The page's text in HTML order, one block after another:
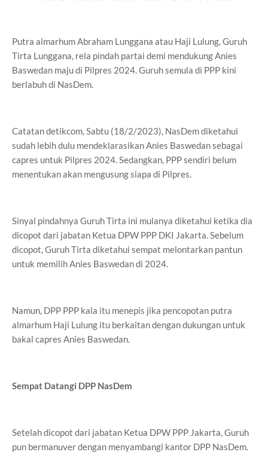
Putra almarhum Abraham Lunggana atau Haji Lulung, Guruh
Tirta Lunggana, rela pindah partai demi mendukung Anies
Baswedan maju di Pilpres 2024. Guruh semula di PPP kini
berlabuh di NasDem.
Catatan detikcom, Sabtu (18/2/2023), NasDem diketahui
sudah lebih dulu mendeklarasikan Anies Baswedan sebagai
capres untuk Pilpres 2024. Sedangkan, PPP sendiri belum
menentukan akan mengusung siapa di Pilpres.
Sinyal pindahnya Guruh Tirta ini mulanya diketahui ketika dia
dicopot dari jabatan Ketua DPW PPP DKI Jakarta. Sebelum
dicopot, Guruh Tirta diketahui sempat melontarkan pantun
untuk memilih Anies Baswedan di 2024.
Namun, DPP PPP kala itu menepis jika pencopotan putra
almarhum Haji Lulung itu berkaitan dengan dukungan untuk
bakal capres Anies Baswedan.
Sempat Datangi DPP NasDem
Setelah dicopot dari jabatan Ketua DPW PPP Jakarta, Guruh
pun bermanuver dengan menyambangi kantor DPP NasDem.